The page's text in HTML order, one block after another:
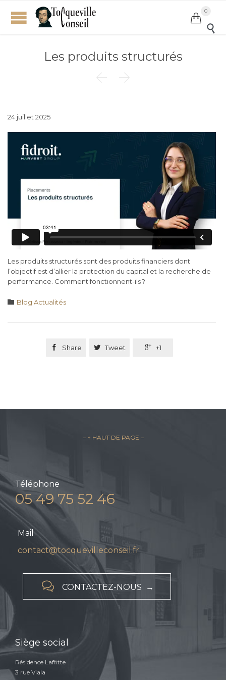

0

Les produits structurés
 
24 juillet 2025
Les produits structurés sont des produits financiers dont
l’objectif est d’allier la protection du capital et la recherche de
performance. Comment fonctionnent-ils ?
 Category
Blog Actualités
 Share  Tweet  +1
– ↑ HAUT DE PAGE –
Téléphone
05 49 75 52 46
Mail
contact@tocquevilleconseil.fr
 CONTACTEZ-NOUS →
Siège social
Résidence Laffitte
3 rue Viala